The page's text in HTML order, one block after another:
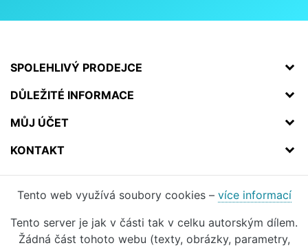
SPOLEHLIVÝ PRODEJCE
DŮLEŽITÉ INFORMACE
MŮJ ÚČET
KONTAKT
Tento web využívá soubory cookies – více informací
Tento server je jak v části tak v celku autorským dílem.
Žádná část tohoto webu (texty, obrázky, parametry,